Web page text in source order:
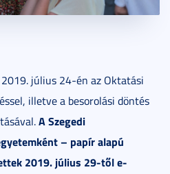
július 24-én az Oktatási
illetve a besorolási döntés
A Szegedi
– papír alapú
2019. július 29-től e-